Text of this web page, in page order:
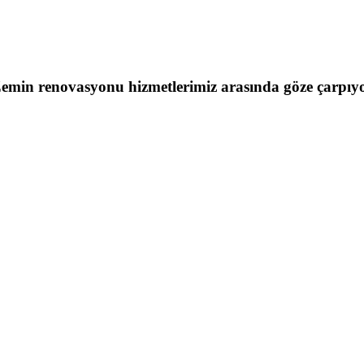
renovasyonu hizmetlerimiz arasında göze